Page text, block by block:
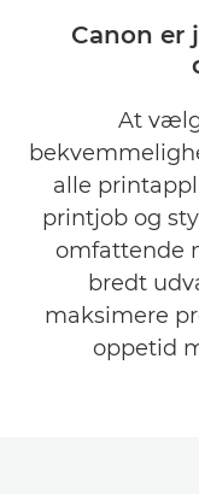
KONTAKT OS
Canon er
At
alle
printjob og
omfattende
bredt
maksimere
oppetid